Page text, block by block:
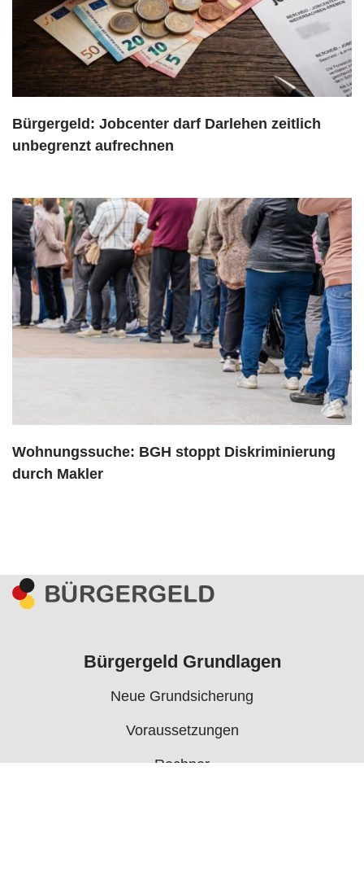
Bürgergeld: Jobcenter darf Darlehen zeitlich
unbegrenzt aufrechnen
Wohnungssuche: BGH stoppt Diskriminierung
durch Makler
Bürgergeld Grundlagen
Neue Grundsicherung
Voraussetzungen
Rechner